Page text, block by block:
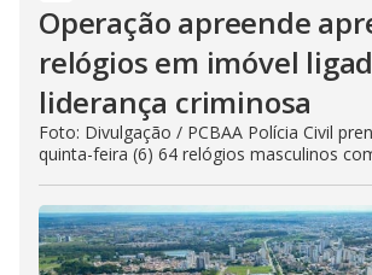
Operação apreende
relógios em imóvel
liderança criminosa
Foto: Divulgação / PCBAA Polícia Civil
quinta-feira (6) 64 relógios masculinos